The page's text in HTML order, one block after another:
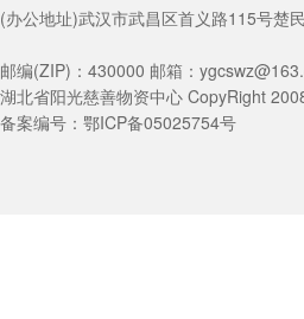
(办公地址)武汉市武昌区首义路115号楚
邮编(ZIP)：430000 邮箱：
湖北省阳光慈善物资中心 CopyRight
备案编号：鄂ICP备05025754号